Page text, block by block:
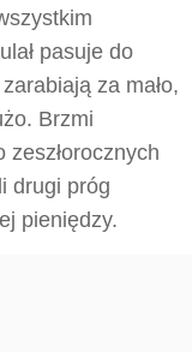
pasuje do
za mało,
Brzmi
drugi próg
pieniędzy.